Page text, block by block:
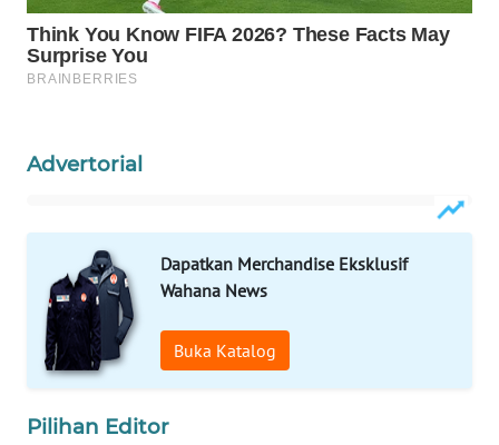
Advertorial
Dapatkan Merchandise Eksklusif
Wahana News
Buka Katalog
Pilihan Editor
MARTABAT
NET
WATCH
MKLI
LPKKI
LKKI